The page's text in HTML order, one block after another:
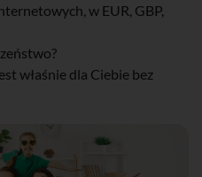
w EUR, GBP,
właśnie dla Ciebie bez